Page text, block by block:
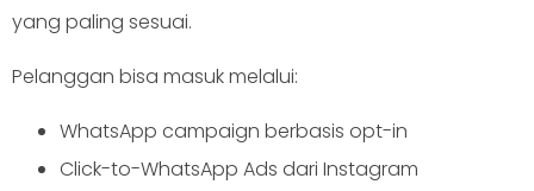
yang paling sesuai.
Pelanggan bisa masuk melalui:
WhatsApp campaign berbasis opt-in
Click-to-WhatsApp Ads dari Instagram